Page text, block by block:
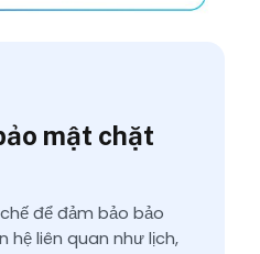
mật chặt
để đảm bảo bảo
hệ liên quan như lịch,